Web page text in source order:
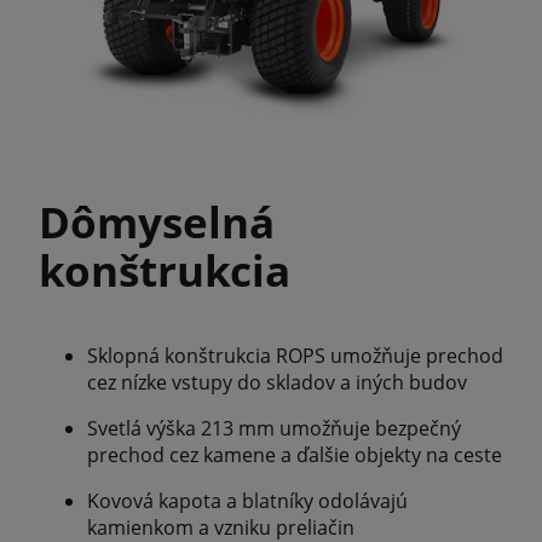
Dômyselná
konštrukcia
Sklopná konštrukcia ROPS umožňuje prechod
cez nízke vstupy do skladov a iných budov
Svetlá výška 213 mm umožňuje bezpečný
prechod cez kamene a ďalšie objekty na ceste
Kovová kapota a blatníky odolávajú
kamienkom a vzniku preliačin